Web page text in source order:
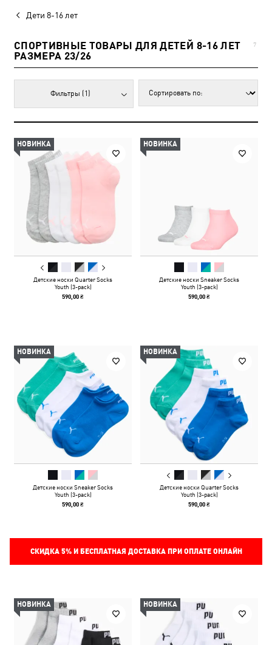
Дети 8-16 лет
СПОРТИВНЫЕ ТОВАРЫ ДЛЯ ДЕТЕЙ 8-16 ЛЕТ
РАЗМЕРА 23/26
7
Фильтры (1)
НОВИНКА
Детские носки Quarter Socks
Youth (3-pack)
590,00 ₴
НОВИНКА
Детские носки Sneaker Socks
Youth (3-pack)
590,00 ₴
НОВИНКА
Детские носки Sneaker Socks
Youth (3-pack)
590,00 ₴
НОВИНКА
Детские носки Quarter Socks
Youth (3-pack)
590,00 ₴
СКИДКА 5%И БЕСПЛАТНАЯ ДОСТАВКА ПРИ ОПЛАТЕ ОНЛАЙН
НОВИНКА НОВИНКА